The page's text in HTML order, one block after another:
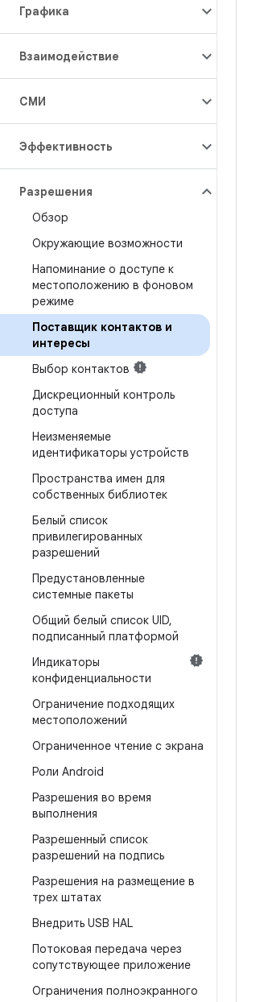
Графика
Взаимодействие
СМИ
Эффективность
Разрешения
Обзор
Окружающие возможности
Напоминание о доступе к
местоположению в фоновом
режиме
Поставщик контактов и
интересы
Выбор контактов
Дискреционный контроль
доступа
Неизменяемые
идентификаторы устройств
Пространства имен для
собственных библиотек
Белый список
привилегированных
разрешений
Предустановленные
системные пакеты
Общий белый список UID,
подписанный платформой
Индикаторы
конфиденциальности
Ограничение подходящих
местоположений
Ограниченное чтение с экрана
Роли Android
Разрешения во время
выполнения
Разрешенный список
разрешений на подпись
Разрешения на размещение в
трех штатах
Внедрить USB HAL
Потоковая передача через
сопутствующее приложение
Ограничения полноэкранного